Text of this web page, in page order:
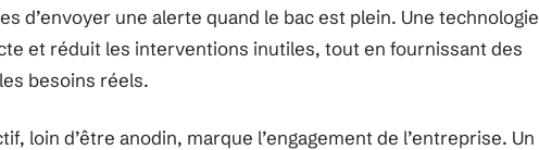
d’envoyer une alerte quand le bac est plein. Une technologie
et réduit les interventions inutiles, tout en fournissant des
besoins réels.
loin d’être anodin, marque l’engagement de l’entreprise. Un